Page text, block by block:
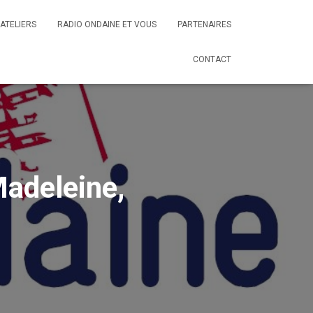
ATELIERS RADIO ONDAINE ET VOUS PARTENAIRES
CONTACT